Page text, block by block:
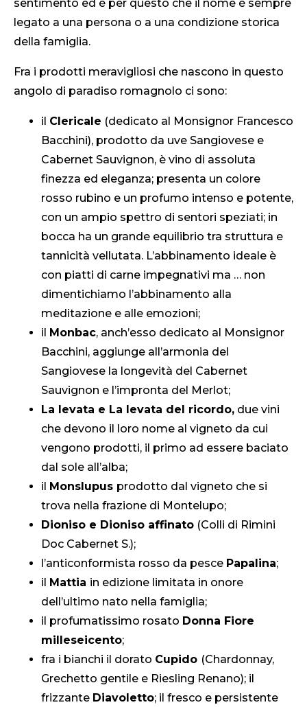
sentimento ed è per questo che il nome è sempre
legato a una persona o a una condizione storica
della famiglia.
Fra i prodotti meravigliosi che nascono in questo
angolo di paradiso romagnolo ci sono:
il Clericale (dedicato al Monsignor Francesco
Bacchini), prodotto da uve Sangiovese e
Cabernet Sauvignon, è vino di assoluta
finezza ed eleganza; presenta un colore
rosso rubino e un profumo intenso e potente,
con un ampio spettro di sentori speziati; in
bocca ha un grande equilibrio tra struttura e
tannicità vellutata. L’abbinamento ideale è
con piatti di carne impegnativi ma … non
dimentichiamo l’abbinamento alla
meditazione e alle emozioni;
il Monbac, anch’esso dedicato al Monsignor
Bacchini, aggiunge all’armonia del
Sangiovese la longevità del Cabernet
Sauvignon e l’impronta del Merlot;
La levata e La levata del ricordo, due vini
che devono il loro nome al vigneto da cui
vengono prodotti, il primo ad essere baciato
dal sole all’alba;
il Monslupus prodotto dal vigneto che si
trova nella frazione di Montelupo;
Dioniso e Dioniso affinato (Colli di Rimini
Doc Cabernet S.);
l’anticonformista rosso da pesce Papalina;
il Mattia in edizione limitata in onore
dell’ultimo nato nella famiglia;
il profumatissimo rosato Donna Fiore
milleseicento;
fra i bianchi il dorato Cupido (Chardonnay,
Grechetto gentile e Riesling Renano); il
frizzante Diavoletto; il fresco e persistente